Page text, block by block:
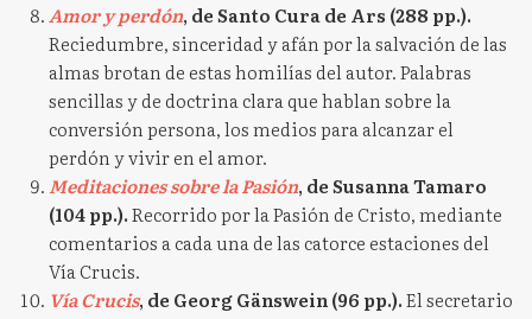
Amor y perdón, de Santo Cura de Ars (288 pp.).
Reciedumbre, sinceridad y afán por la salvación de las
almas brotan de estas homilías del autor. Palabras
sencillas y de doctrina clara que hablan sobre la
conversión persona, los medios para alcanzar el
perdón y vivir en el amor.
Meditaciones sobre la Pasión, de Susanna Tamaro
(104 pp.).Recorrido por la Pasión de Cristo, mediante
comentarios a cada una de las catorce estaciones del
Vía Crucis.
Vía Crucis, de Georg Gänswein (96 pp.).El secretario